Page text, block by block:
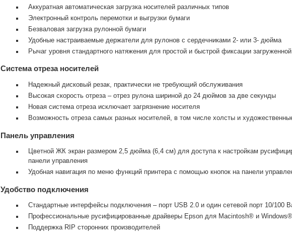
Аккуратная автоматическая загрузка носителей различных типов
Электронный контроль перемотки и выгрузки бумаги
Безваловая загрузка рулонной бумаги
Удобные настраиваемые держатели для рулонов с сердечниками 2- или 3- дюйма
Рычаг уровня стандартного натяжения для простой и быстрой фиксации
Система отреза носителей
Надежный дисковый резак, практически не требующий обслуживания
Высокая скорость отреза – отрез рулона шириной до 24 дюймов за две секунды
Новая система отреза исключает загрязнение носителя
Возможность отреза самых разных носителей, в том числе холсты и
Панель управления
Цветной ЖК экран размером 2,5 дюйма (6,4 см) для доступа к настройкам
панели управления
Удобная навигация по меню функций принтера с помощью кнопок на панели
Удобство подключения
Стандартные интерфейсы подключения – порт USB 2.0 и один сетевой порт 10/100
Профессиональные русифицированные драйверы Epson для Macintosh® и Windows®
Поддержка RIP сторонних производителей